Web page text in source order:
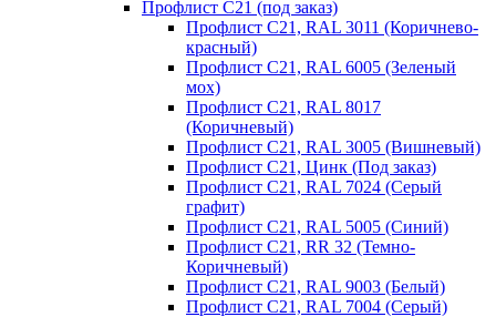
Профлист С21 (под заказ)
Профлист С21, RAL 3011 (Коричнево-
красный)
Профлист С21, RAL 6005 (Зеленый
мох)
Профлист С21, RAL 8017
(Коричневый)
Профлист С21, RAL 3005 (Вишневый)
Профлист С21, Цинк (Под заказ)
Профлист С21, RAL 7024 (Серый
графит)
Профлист С21, RAL 5005 (Синий)
Профлист С21, RR 32 (Темно-
Коричневый)
Профлист С21, RAL 9003 (Белый)
Профлист С21, RAL 7004 (Серый)